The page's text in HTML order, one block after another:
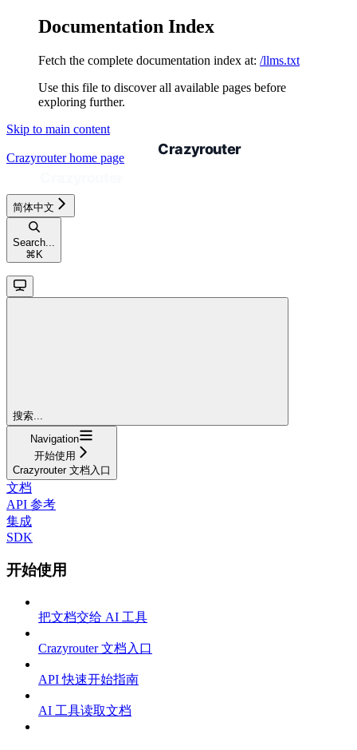
Documentation Index
Fetch the complete documentation index at: /llms.txt
Use this file to discover all available pages before
exploring further.
Skip to main content
Crazyrouterhome page
简体中文
Search...
⌘ K
搜索...
Navigation
开始使用
Crazyrouter 文档入口
文档
API 参考
集成
SDK
开始使用
把文档交给 AI 工具
Crazyrouter 文档入口
API 快速开始指南
AI 工具读取文档